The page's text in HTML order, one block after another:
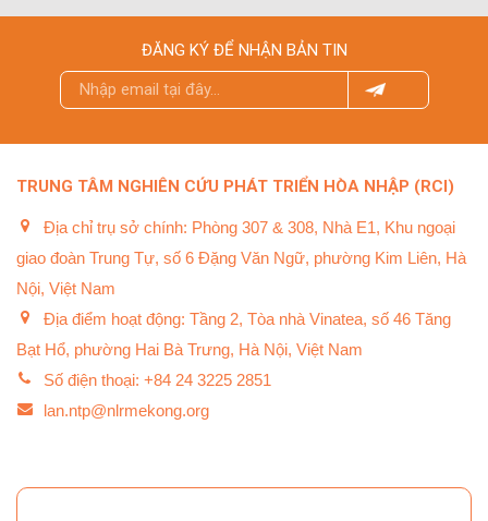
ĐĂNG KÝ ĐỂ NHẬN BẢN TIN
TRUNG TÂM NGHIÊN CỨU PHÁT TRIỂN HÒA NHẬP (RCI)
Địa chỉ trụ sở chính: Phòng 307 & 308, Nhà E1, Khu ngoại
giao đoàn Trung Tự, số 6 Đặng Văn Ngữ, phường Kim Liên, Hà
Nội, Việt Nam
Địa điểm hoạt động: Tầng 2, Tòa nhà Vinatea, số 46 Tăng
Bạt Hổ, phường Hai Bà Trưng, Hà Nội, Việt Nam
Số điện thoại: +84 24 3225 2851
lan.ntp@nlrmekong.org